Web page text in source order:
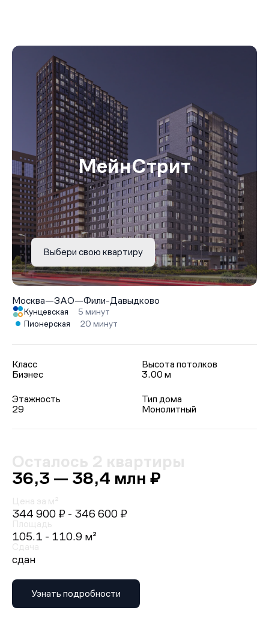
МейнСтрит
Выбери свою квартиру
Москва—ЗАО—Фили-Давыдково
Кунцевская
5 минут
Пионерская
20 минут
Класс
Бизнес
Высота потолков
3.00 м
Этажность
29
Тип дома
Монолитный
Осталось 2 квартиры
36,3 — 38,4 млн ₽
Цена за м²
344 900 ₽ - 346 600 ₽
Площадь
105.1 - 110.9 м²
Сдача
сдан
Узнать подробности